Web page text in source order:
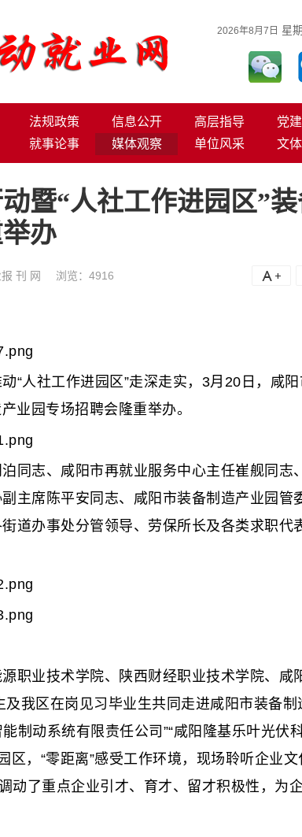
2026年8月7日 星
法规政策 信息公开 高层指导 党
就事论事 媒体观察 单位风采 文
暨“人社工作进园区”
办
刊 网 浏览： 4916
人社工作进园区”走深走实，3月20日，咸阳
业园专场招聘会隆重举办。
志、咸阳市再就业服务中心主任崔舰同志
主席陈平安同志、咸阳市装备制造产业园管
道办事处分管领导、劳保所长及各类求职代
业技术学院、陕西财经职业技术学院、咸
我区在岗见习毕业生共同走进咸阳市装备制
制动系统有限责任公司”“咸阳隆基乐叶光伏
，“零距离”感受工作环境，现场聆听企业文
动了重点企业引才、育才、留才积极性，为